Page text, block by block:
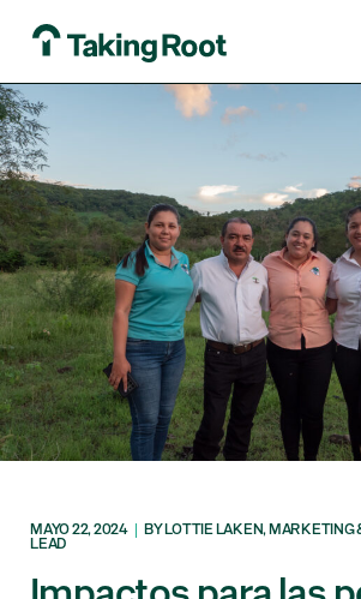
MAYO 22, 2024 | BY LOTTIE LAKEN,
LEAD